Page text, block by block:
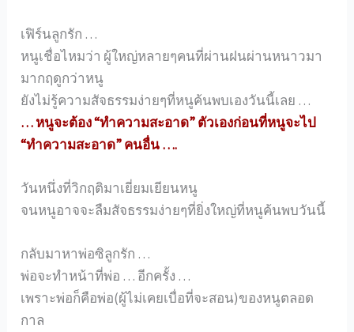
เฟิร์นลูกรัก …
หนูเชื่อไหมว่า ผู้ใหญ่หลายๆคนที่ผ่านฝนผ่านหนาวมา
มากฤดูกว่าหนู
ยังไม่รู้ความสัจธรรมง่ายๆที่หนูค้นพบเองวันนี้เลย …
… หนูจะต้อง “ทำความสะอาด” ตัวเองก่อนที่หนูจะไป
“ทำความสะอาด” คนอื่น ….
วันหนึ่งที่วิกฤติมาเยี่ยมเยียนหนู
จนหนูอาจจะลืมสัจธรรมง่ายๆที่ยิ่งใหญ่ที่หนูค้นพบวันนี้
กลับมาหาพ่อซิลูกรัก …
พ่อจะทำหน้าที่พ่อ … อีกครั้ง …
เพราะพ่อก็คือพ่อ(ผู้ไม่เคยเบื่อที่จะสอน)ของหนูตลอด
กาล